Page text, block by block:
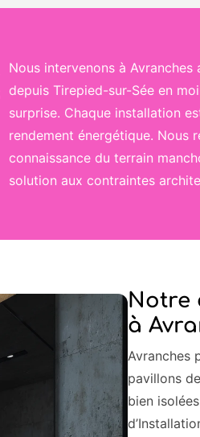
Nous intervenons à
depuis Tirepied-sur-Sée en
surprise. Chaque installation
rendement énergétique. Nous
connaissance du terrain
solution aux contraintes
Notre
à
Avranches
pavillons
bien